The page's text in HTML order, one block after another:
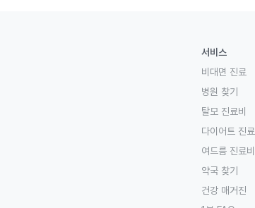
서비스
비대면 진료
병원 찾기
탈모 진료비
다이어트 진료
여드름 진료비
약국 찾기
건강 매거진